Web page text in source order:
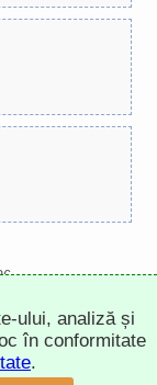
cookie-urile
ului, analiză și
în conformitate
.